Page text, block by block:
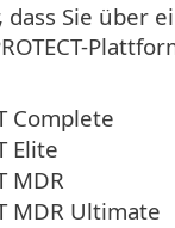
dass Sie über
Complete
Elite
MDR
MDR Ultimate